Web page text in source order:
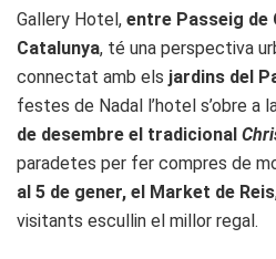
Gallery Hotel, entre Passeig de
Catalunya, té una perspectiva
connectat amb els jardins del
festes de Nadal l’hotel s’obre a
de desembre el tradicional
paradetes per fer compres de
al 5 de gener, el Market de Reis
visitants escullin el millor regal.